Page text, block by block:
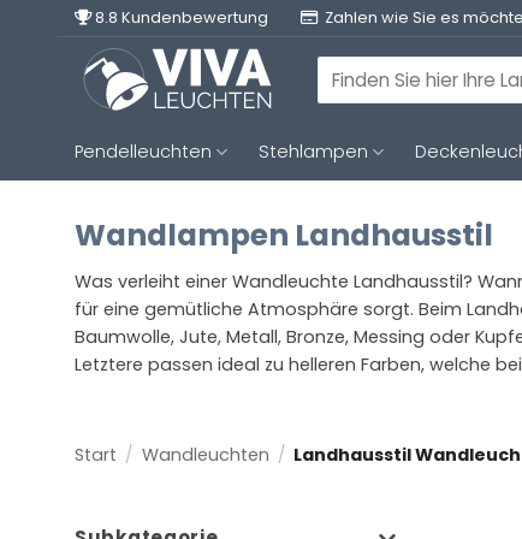
8.8 Kundenbewertung Zahlen wie Sie es
Suchen
nach:
Pendelleuchten Stehlampen
Wandlampen Landhausstil
Was verleiht einer Wandleuchte Landhausstil?
für eine gemütliche Atmosphäre sorgt. Beim
Baumwolle, Jute, Metall, Bronze, Messing oder
Letztere passen ideal zu helleren Farben, welche
Start / Wandleuchten / Landhausstil